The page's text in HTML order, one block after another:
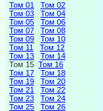
Том 01
Том 02
Том 03
Том 04
Том 05
Том 06
Том 07
Том 08
Том 09
Том 10
Том 11
Том 12
Том 13
Том 14
Том 15 Том 16
Том 17
Том 18
Том 19
Том 20
Том 21
Том 22
Том 23
Том 24
Том 25
Том 26